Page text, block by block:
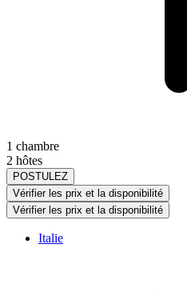
1 chambre
2 hôtes
POSTULEZ
Vérifier les prix et la disponibilité
Vérifier les prix et la disponibilité
Italie